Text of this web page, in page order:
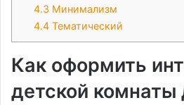
4.3 Минимализм
4.4 Тематический
Как оформить
детской комнаты